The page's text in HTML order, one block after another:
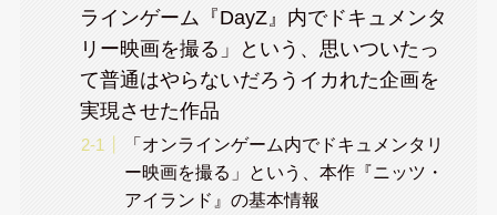
ラインゲーム『DayZ』内でドキュメンタ
リー映画を撮る」という、思いついたっ
て普通はやらないだろうイカれた企画を
実現させた作品
「オンラインゲーム内でドキュメンタリ
ー映画を撮る」という、本作『ニッツ・
アイランド』の基本情報